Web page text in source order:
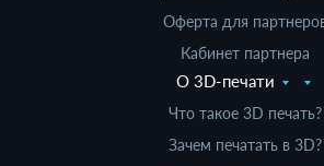
Оферта для
Кабинет партнера
О 3D-печати
Что такое 3D печать?
Зачем печатать в 3D?